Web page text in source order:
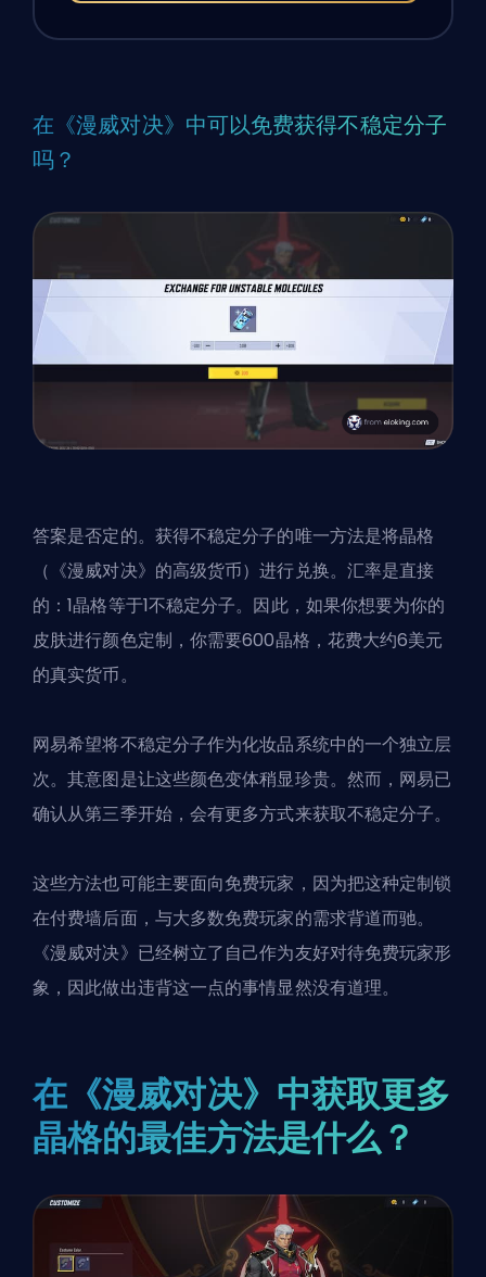
在《漫威对决》中可以免费获得不稳定分子
吗？
答案是否定的。获得不稳定分子的唯一方法是将晶格
（《漫威对决》的高级货币）进行兑换。汇率是直接
的：1晶格等于1不稳定分子。因此，如果你想要为你的
皮肤进行颜色定制，你需要600晶格，花费大约6美元
的真实货币。
网易希望将不稳定分子作为化妆品系统中的一个独立层
次。其意图是让这些颜色变体稍显珍贵。然而，网易已
确认从第三季开始，会有更多方式来获取不稳定分子。
这些方法也可能主要面向免费玩家，因为把这种定制锁
在付费墙后面，与大多数免费玩家的需求背道而驰。
《漫威对决》已经树立了自己作为友好对待免费玩家形
象，因此做出违背这一点的事情显然没有道理。
在《漫威对决》中获取更多
晶格的最佳方法是什么？